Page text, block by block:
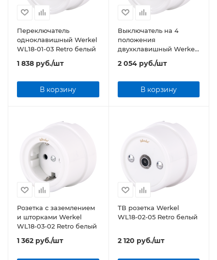
Переключатель
одноклавишный Werkel
WL18-01-03 Retro белый
1 838 руб./шт
В корзину
Выключатель на 4
положения
двухклавишный Werkel
WL18-01-05 Retro белый
2 054руб./шт
В корзину
Розетка с заземлением
и шторками Werkel
WL18-03-02 Retro белый
1 362 руб./шт
ТВ розетка Werkel
WL18-02-05 Retro белый
2 120 руб./шт